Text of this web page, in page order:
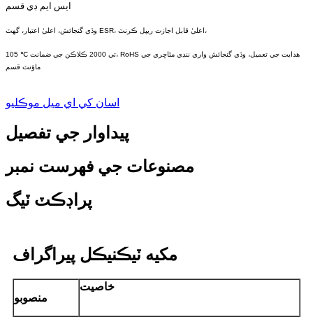
ايس ايم ڊي قسم
وڏي گنجائش، اعليٰ اعتبار، گھٽ ESR، اعليٰ قابل اجازت ريپل ڪرنٽ،
105 ℃ تي 2000 ڪلاڪن جي ضمانت، RoHS هدايت جي تعميل، وڏي گنجائش واري ننڍي مٿاڇري جي
ماؤنٽ قسم
اسان کي اي ميل موڪليو
پيداوار جي تفصيل
مصنوعات جي فهرست نمبر
پراڊڪٽ ٽيگ
مکيه ٽيڪنيڪل پيراگراف
منصوبو
خاصيت